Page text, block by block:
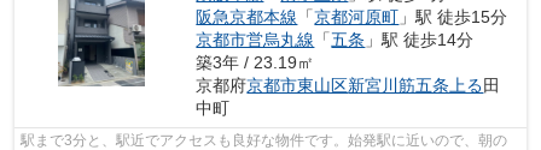
阪急京都本線 「京都河原町 」駅 徒歩15分
京都市営烏丸線 「五条 」駅 徒歩14分
築3年 / 23.19㎡
京都府京都市東山区新宮川筋五条上る田
中町
駅まで3分と、駅近でアクセスも良好な物件です。始発駅に近いので、朝の